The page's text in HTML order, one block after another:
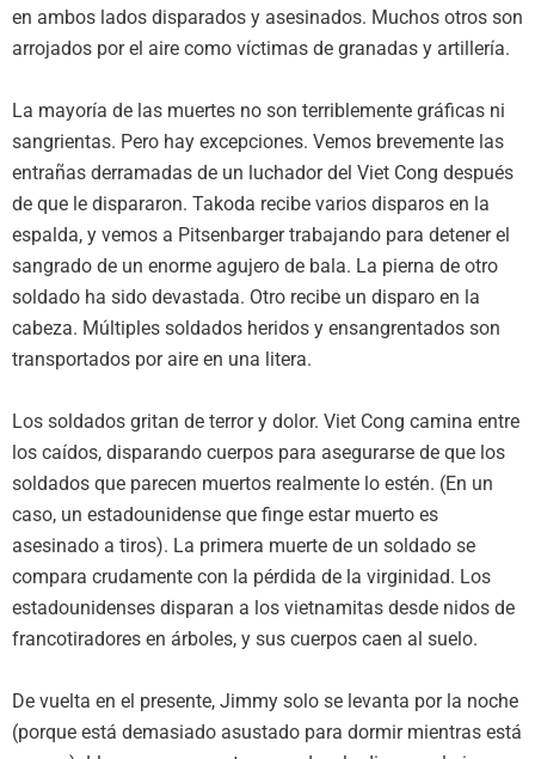
en ambos lados disparados y asesinados. Muchos otros son
arrojados por el aire como víctimas de granadas y artillería.
La mayoría de las muertes no son terriblemente gráficas ni
sangrientas. Pero hay excepciones. Vemos brevemente las
entrañas derramadas de un luchador del Viet Cong después
de que le dispararon. Takoda recibe varios disparos en la
espalda, y vemos a Pitsenbarger trabajando para detener el
sangrado de un enorme agujero de bala. La pierna de otro
soldado ha sido devastada. Otro recibe un disparo en la
cabeza. Múltiples soldados heridos y ensangrentados son
transportados por aire en una litera.
Los soldados gritan de terror y dolor. Viet Cong camina entre
los caídos, disparando cuerpos para asegurarse de que los
soldados que parecen muertos realmente lo estén. (En un
caso, un estadounidense que finge estar muerto es
asesinado a tiros). La primera muerte de un soldado se
compara crudamente con la pérdida de la virginidad. Los
estadounidenses disparan a los vietnamitas desde nidos de
francotiradores en árboles, y sus cuerpos caen al suelo.
De vuelta en el presente, Jimmy solo se levanta por la noche
(porque está demasiado asustado para dormir mientras está